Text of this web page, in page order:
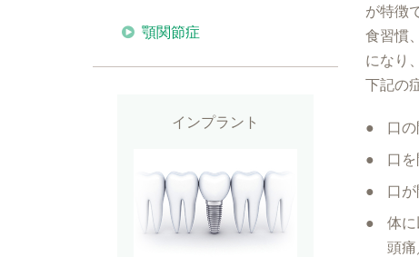
が特徴
食習慣
になり
下記の
口の
口
口
体に
頭
顎関節症
インプラント